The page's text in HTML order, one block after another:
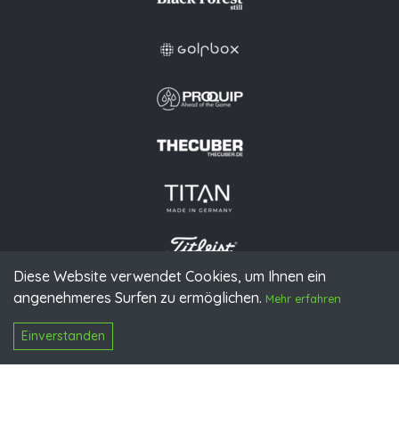
Diese Website verwendet Cookies, um Ihnen ein
angenehmeres Surfen zu ermöglichen. Mehr erfahren
Einverstanden
© 2026 PGAoG